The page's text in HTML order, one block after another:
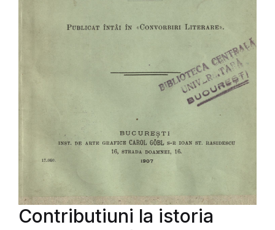
Contributiuni la istoria